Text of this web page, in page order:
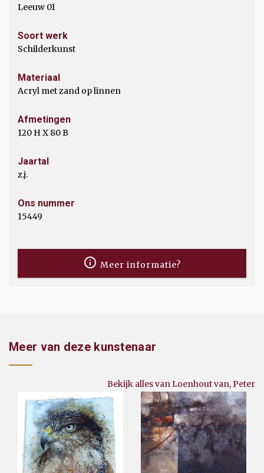
Leeuw 01
Soort werk
Schilderkunst
Materiaal
Acryl met zand op linnen
Afmetingen
120 H X 80 B
Jaartal
z.j.
Ons nummer
15449
Meer informatie?
Meer van deze kunstenaar
Bekijk alles van Loenhout van, Peter